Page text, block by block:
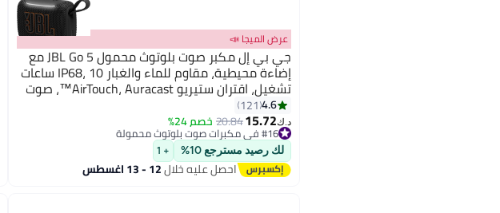
عرض الميجا 📣
جي بي إل مكبر صوت بلوتوث محمول JBL Go 5 مع
إضاءة محيطية، مقاوم للماء والغبار IP68، 10 ساعات
تشغيل، اقتران ستيريو AirTouch، Auracast™، صوت
غير مضغوط USB-C - مدمج ومقاوم للسقوط
4.6
121
د.ك‏15.72
20.84خصم 24% #16 في مكبرات صوت بلوتوث محمولة
أقل سعر في 7 يوم
#16 في مكبرات صوت بلوتوث محمولة
لك رصيد مسترجع 10% + 1
احصل عليه خلال12 - 13 اغسطس